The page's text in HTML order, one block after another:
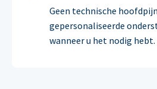
Geen technische
gepersonaliseerde
wanneer u het nodig hebt.